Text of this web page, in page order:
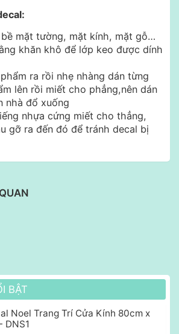
bề mặt tường, mặt kính, mặt gỗ…
khăn khô để lớp keo được dính
ra rồi nhẹ nhàng dán từng
lên rồi miết cho phẳng,nên dán
nhà đổ xuống
nhựa cứng miết cho thẳng,
gỡ ra đến đó để tránh decal bị
BẬT
Noel Trang Trí Cửa Kính 80cm x
DNS1